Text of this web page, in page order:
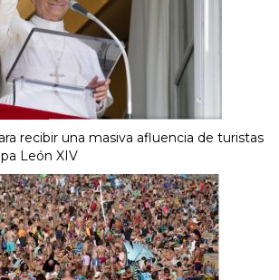
recibir una masiva afluencia de turistas
León XIV